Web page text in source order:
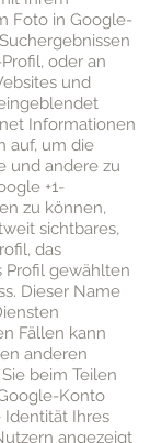
Foto in Google-
oder an
und
Informationen
auf, um die
und andere zu
+1-
zu können,
sichtbares,
das
Profil gewählten
Dieser Name
Fällen kann
anderen
beim Teilen
Konto
Ihres
angezeigt